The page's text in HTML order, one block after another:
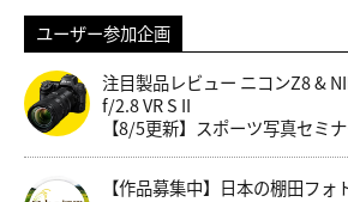
ユーザー参加企画
注目製品レビュー ニコンZ8 &
f/2.8 VR S II
【8/5更新】スポーツ写真セミ
【作品募集中】日本の棚田フ